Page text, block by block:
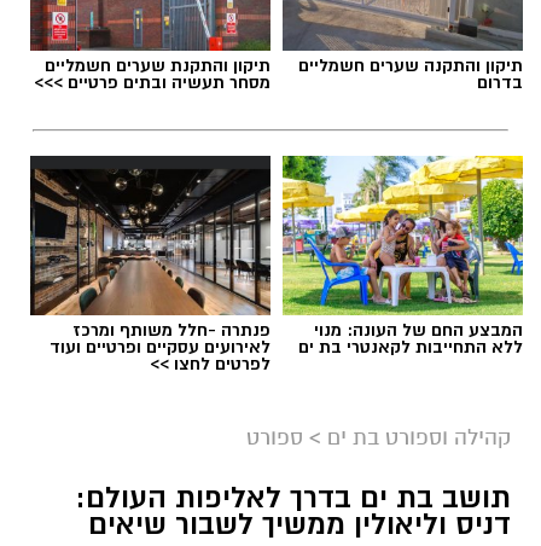
תיקון והתקנה שערים חשמליים
בדרום
תיקון והתקנת שערים חשמליים
מסחר תעשיה ובתים פרטיים >>>
המבצע החם של העונה: מנוי
ללא התחייבות לקאנטרי בת ים
פנתרה -חלל משותף ומרכז
לאירועים עסקיים ופרטיים ועוד
לפרטים לחצו >>
קהילה וספורט בת ים > ספורט
תושב בת ים בדרך לאליפות העולם:
דניס וליאולין ממשיך לשבור שיאים